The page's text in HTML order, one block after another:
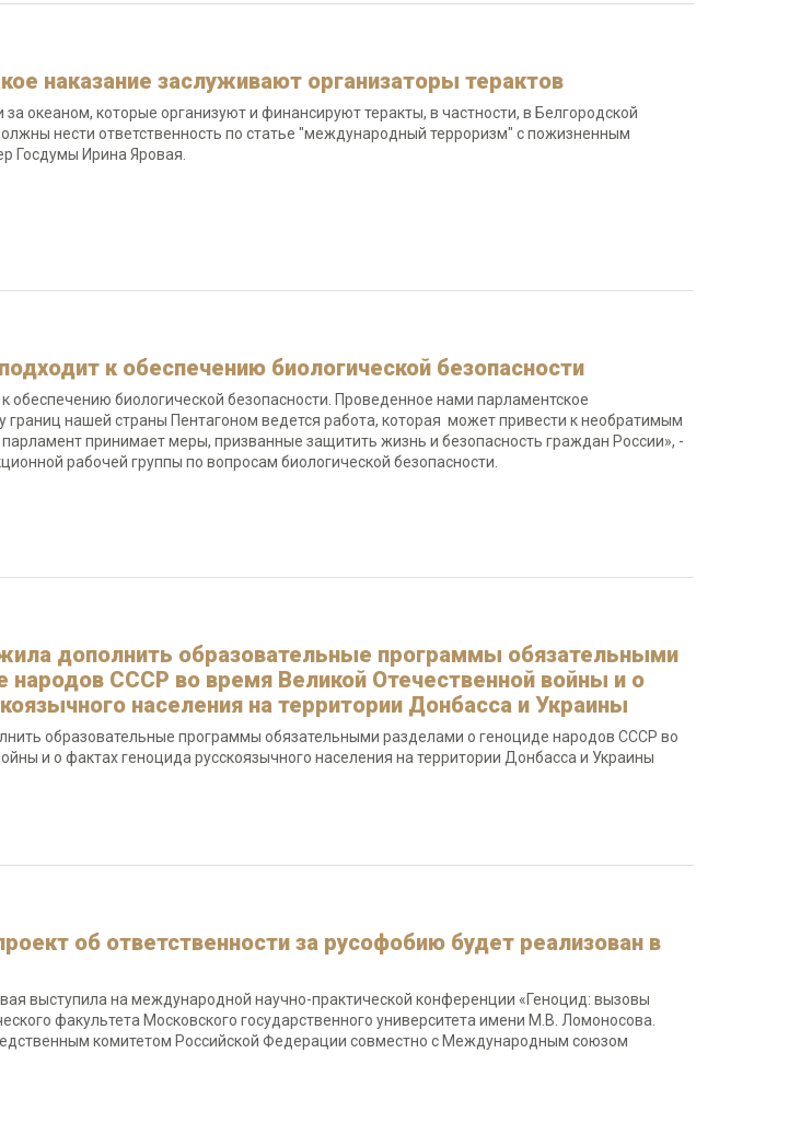
наказание заслуживают организаторы терактов
океаном, которые организуют и финансируют теракты, в частности, в Белгородской
нести ответственность по статье "международный терроризм" с пожизненным
Госдумы Ирина Яровая.
к обеспечению биологической безопасности
обеспечению биологической безопасности. Проведенное нами парламентское
границ нашей страны Пентагоном ведется работа, которая может привести к необратимым
принимает меры, призванные защитить жизнь и безопасность граждан России», -
рабочей группы по вопросам биологической безопасности.
дополнить образовательные программы обязательными
народов СССР во время Великой Отечественной войны и о
населения на территории Донбасса и Украины
образовательные программы обязательными разделами о геноциде народов СССР во
и о фактах геноцида русскоязычного населения на территории Донбасса и Украины
об ответственности за русофобию будет реализован в
выступила на международной научно-практической конференции «Геноцид: вызовы
факультета Московского государственного университета имени М.В. Ломоносова.
комитетом Российской Федерации совместно с Международным союзом